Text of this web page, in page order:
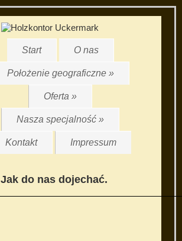
Start O nas
Położenie geograficzne »
Oferta »
Nasza specjalność »
Kontakt Impressum
Jak do nas dojechać.